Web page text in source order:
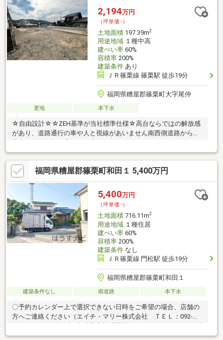
問い合わせください。ご連絡心よりお待ちしております。
2,194万円
（坪単価:-）
土地面積197.39m2
用途地域１種中高
建ぺい率60%
容積率200%
建築条件あり
ＪＲ篠栗線 篠栗駅 徒歩19分
福岡県糟屋郡篠栗町大字尾仲
更地 本下水
☆自由設計☆☆ZEH基準が当社標準仕様☆高台ならではの解放感
があり、道路通行の車や人と視線があいません南西側道路からの
福岡県糟屋郡篠栗町和田１ 5,400万円
5,400万円
（坪単価:-）
土地面積716.11m2
用途地域１種住居
建ぺい率60%
容積率200%
建築条件なし
ＪＲ篠栗線 門松駅 徒歩19分
福岡県糟屋郡篠栗町和田１
建築条件なし 南道路 本下水
〇予約カレンダー上で選択できない日時をご希望の場合、店舗の
方へご連絡ください（エイチ・マリー株式会社 ＴＥＬ：092-
624-0039）※敷地一部 土砂災害警戒区域（イエロー、レッド）※建
築基準法第22条地域※前面道路は3.20ｍ～5.80ｍです。（セットバ